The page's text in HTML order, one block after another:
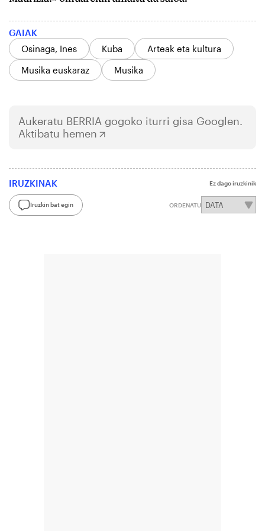
GAIAK
Osinaga, Ines
Kuba
Arteak eta kultura
Musika euskaraz
Musika
Aukeratu BERRIA gogoko iturri gisa Googlen.
Aktibatu hemen
IRUZKINAK Ez dago iruzkinik
Iruzkin bat egin ORDENATU